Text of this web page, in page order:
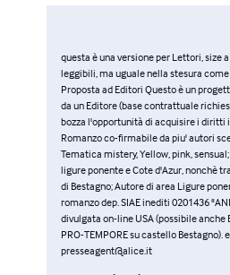
questa è una versione per Lettori,
leggibili, ma uguale nella stesura
Proposta ad Editori Questo è un
da un Editore (base contrattuale
bozza l'opportunità di acquisire i diritti
Romanzo co-firmabile da piu' autori
Tematica mistery, Yellow, pink,
ligure ponente e Cote d'Azur, nonchè
di Bestagno; Autore di area Ligure
romanzo dep. SIAE inediti 0201436
divulgata on-line USA (possibile anche
PRO-TEMPORE su castello Bestagno).
presseagent@alice.it